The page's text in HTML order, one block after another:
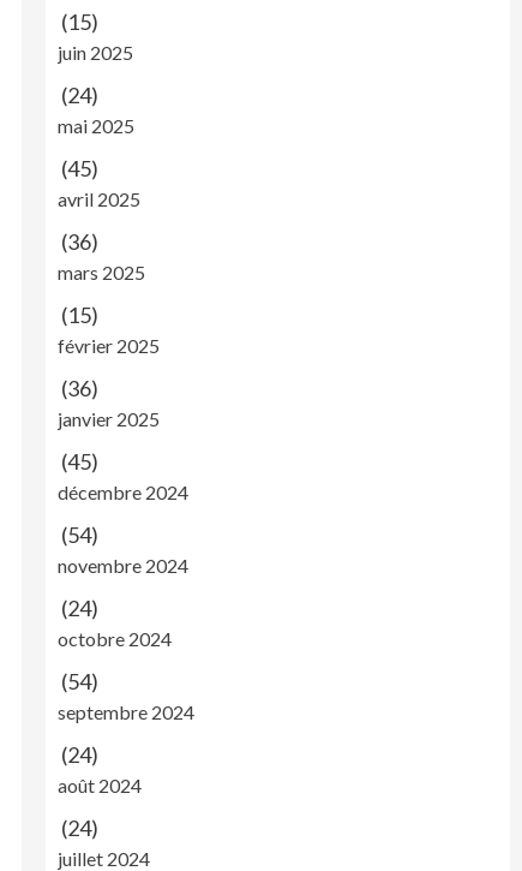
(15)
juin 2025
(24)
mai 2025
(45)
avril 2025
(36)
mars 2025
(15)
février 2025
(36)
janvier 2025
(45)
décembre 2024
(54)
novembre 2024
(24)
octobre 2024
(54)
septembre 2024
(24)
août 2024
(24)
juillet 2024